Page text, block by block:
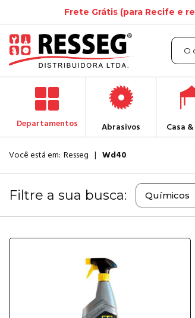
Frete Grátis (para Recife e
Departamentos Abrasivos Casa
Você está em: Resseg Wd40
Filtre a sua busca: Químicos